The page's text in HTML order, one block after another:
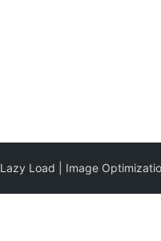
Load | Image